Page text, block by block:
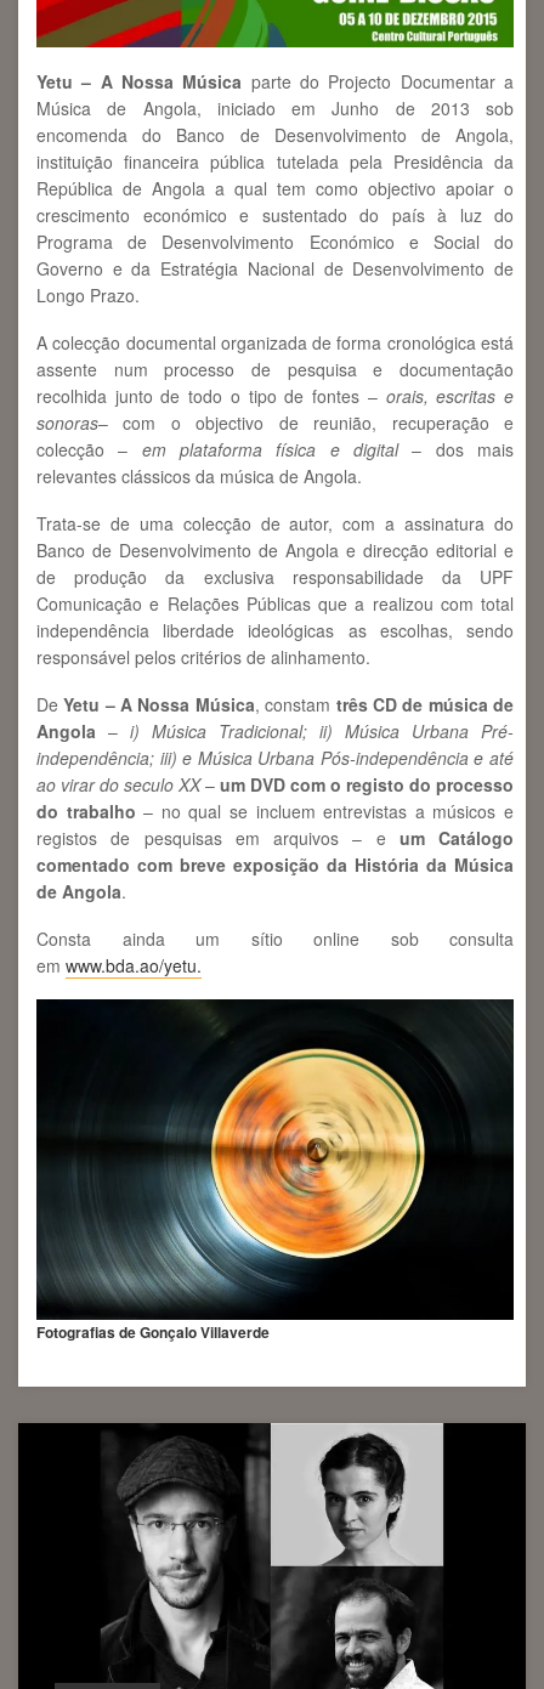
Yetu – A Nossa Música parte do Projecto Documentar a
Música de Angola, iniciado em Junho de 2013 sob
encomenda do Banco de Desenvolvimento de Angola,
instituição financeira pública tutelada pela Presidência da
República de Angola a qual tem como objectivo apoiar o
crescimento económico e sustentado do país à luz do
Programa de Desenvolvimento Económico e Social do
Governo e da Estratégia Nacional de Desenvolvimento de
Longo Prazo.
A colecção documental organizada de forma cronológica está
assente num processo de pesquisa e documentação
recolhida junto de todo o tipo de fontes – orais, escritas e
sonoras– com o objectivo de reunião, recuperação e
colecção – em plataforma física e digital– dos mais
relevantes clássicos da música de Angola.
Trata-se de uma colecção de autor, com a assinatura do
Banco de Desenvolvimento de Angola e direcção editorial e
de produção da exclusiva responsabilidade da UPF
Comunicação e Relações Públicas que a realizou com total
independência liberdade ideológicas as escolhas, sendo
responsável pelos critérios de alinhamento.
DeYetu – A Nossa Música, constam três CD de música de
Angola – i) Música Tradicional; ii) Música Urbana Pré-
independência; iii) e Música Urbana Pós-independência e até
ao virar do seculo XX– um DVD com o registo do processo
do trabalho – no qual se incluem entrevistas a músicos e
registos de pesquisas em arquivos – e um Catálogo
comentado com breve exposição da História da Música
de Angola.
Consta ainda um sítio online sob consulta
em www.bda.ao/yetu.
Fotografias de Gonçalo Villaverde